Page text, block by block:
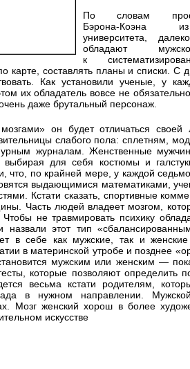
По словам
Бэрона-Коэна из
университета,
обладают
к
карте, составлять планы и списки. С
Как установили ученые, у
их обладатель вовсе не
даже брутальный персонаж.
он будет отличаться своей
слабого пола: сплетням,
журналам. Женственные
для себя костюмы и
что, по крайней мере, у каждой
выдающимися математиками,
Кстати сказать, спортивные
Часть людей владеет мозгом,
не травмировать психику
назвали этот тип
в себе как мужские, так и
в материнской утробе и позднее
мужским или женским —
которые позволяют определить
весьма кстати родителям,
чада в нужном направлении.
Мозг женский хорош в более
искусстве